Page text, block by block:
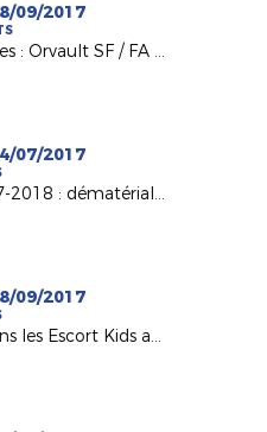
09/2017
R1 Féminines : Orvault SF / FA Laval (2-0)
07/2017
Saison 2017-2018 : dématérialisation du support de licence
09/2017
Les Yeux dans les Escort Kids au MMArena du Mans